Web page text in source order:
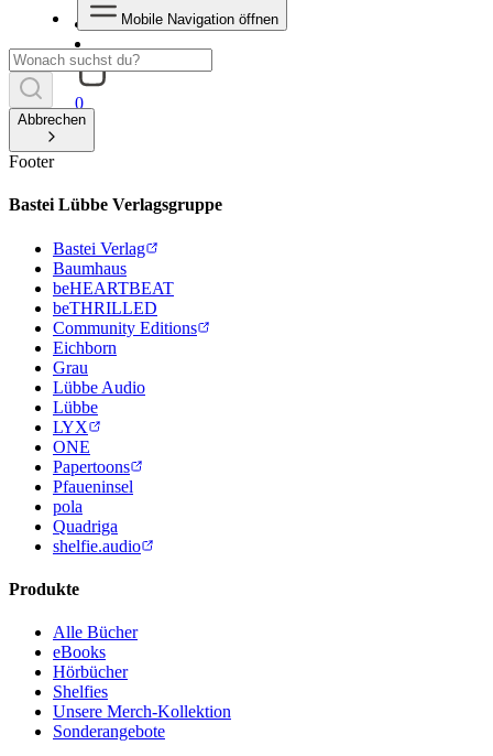
0
Mobile Navigation öffnen
Abbrechen
Footer
Bastei Lübbe Verlagsgruppe
Bastei Verlag
Baumhaus
beHEARTBEAT
beTHRILLED
Community Editions
Eichborn
Grau
Lübbe Audio
Lübbe
LYX
ONE
Papertoons
Pfaueninsel
pola
Quadriga
shelfie.audio
Produkte
Alle Bücher
eBooks
Hörbücher
Shelfies
Unsere Merch-Kollektion
Sonderangebote